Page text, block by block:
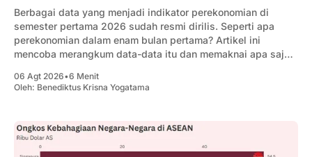
Berbagai data yang menjadi indikator perekonomian di
semester pertama 2026 sudah resmi dirilis. Seperti apa
perekonomian dalam enam bulan pertama? Artikel ini
mencoba merangkum data-data itu dan memaknai apa saja
06 Agt 2026•6 Menit
Oleh: Benediktus Krisna Yogatama